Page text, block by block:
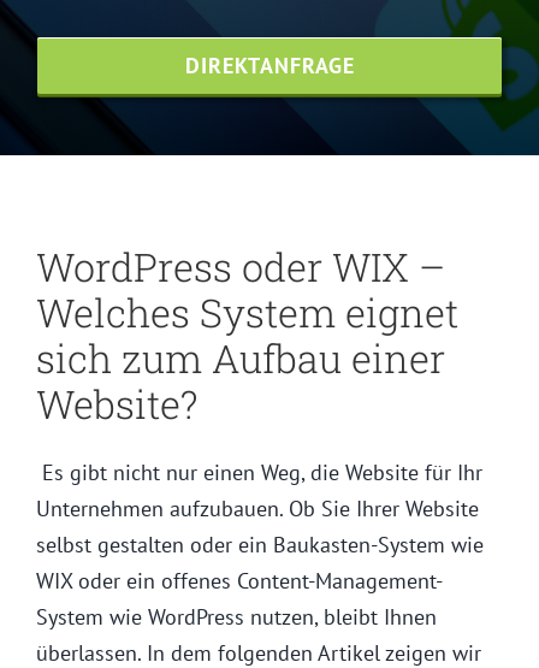
Website-Pflege
DIREKTANFRAGE
WordPress oder WIX –
Welches System eignet
sich zum Aufbau einer
Website?
Es gibt nicht nur einen Weg, die Website für Ihr
Unternehmen aufzubauen. Ob Sie Ihrer Website
selbst gestalten oder ein Baukasten-System wie
WIX oder ein offenes Content-Management-
System wie WordPress nutzen, bleibt Ihnen
überlassen. In dem folgenden Artikel zeigen wir